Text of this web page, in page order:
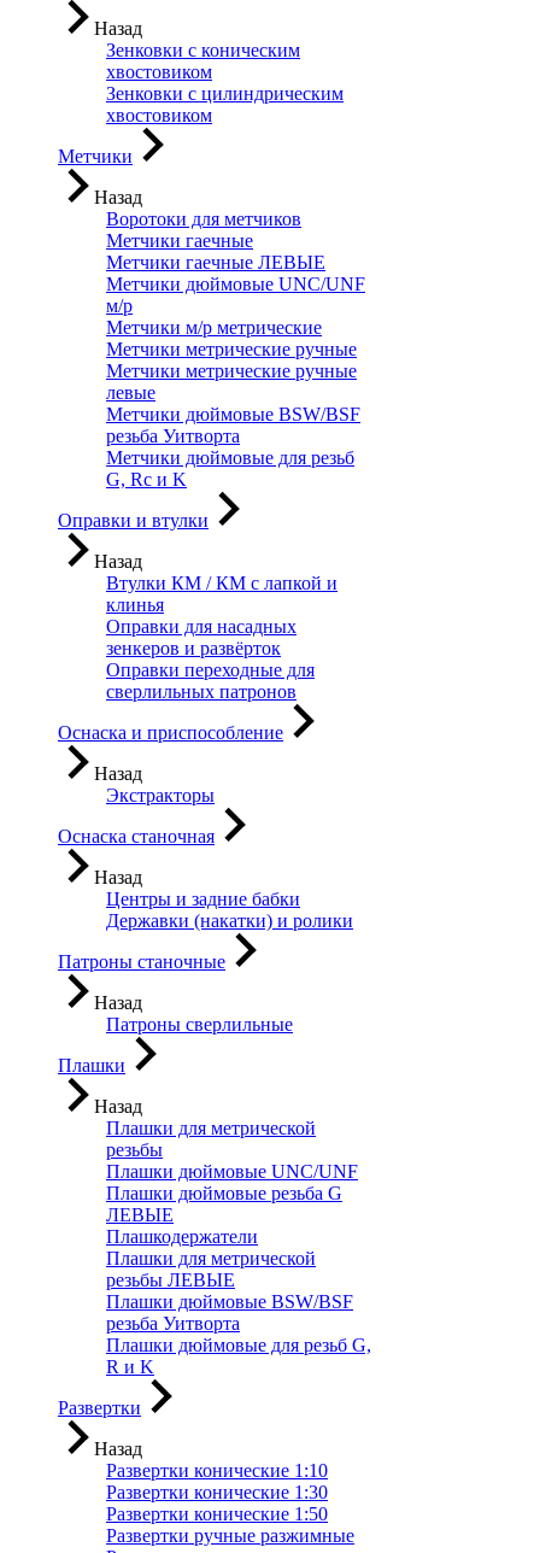
Назад
Зенковки с коническим
хвостовиком
Зенковки с цилиндрическим
хвостовиком
Метчики
Назад
Воротоки для метчиков
Метчики гаечные
Метчики гаечные ЛЕВЫЕ
Метчики дюймовые UNC/UNF
м/р
Метчики м/р метрические
Метчики метрические ручные
Метчики метрические ручные
левые
Метчики дюймовые BSW/BSF
резьба Уитворта
Метчики дюймовые для резьб
G, Rc и K
Оправки и втулки
Назад
Втулки КМ / КМ с лапкой и
клинья
Оправки для насадных
зенкеров и развёрток
Оправки переходные для
сверлильных патронов
Оснаска и приспособление
Назад
Экстракторы
Оснаска станочная
Назад
Центры и задние бабки
Державки (накатки) и ролики
Патроны станочные
Назад
Патроны сверлильные
Плашки
Назад
Плашки для метрической
резьбы
Плашки дюймовые UNC/UNF
Плашки дюймовые резьба G
ЛЕВЫЕ
Плашкодержатели
Плашки для метрической
резьбы ЛЕВЫЕ
Плашки дюймовые BSW/BSF
резьба Уитворта
Плашки дюймовые для резьб G,
R и K
Развертки
Назад
Развертки конические 1:10
Развертки конические 1:30
Развертки конические 1:50
Развертки ручные разжимные